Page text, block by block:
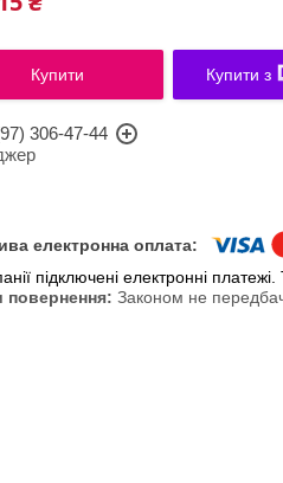
Купити Купити з
306-47-44
підключені електронні
Законом не